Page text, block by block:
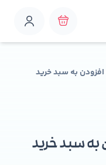
به سبد خرید
به سبد خرید